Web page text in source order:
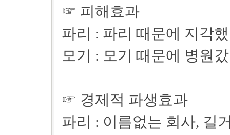
☞ 피해효과
파리 : 파리 때문에 지각
모기 : 모기 때문에 병원
☞ 경제적 파생효과
파리 : 이름없는 회사, 길